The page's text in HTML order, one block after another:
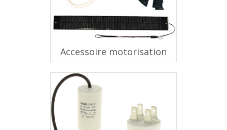
Accessoire motorisation